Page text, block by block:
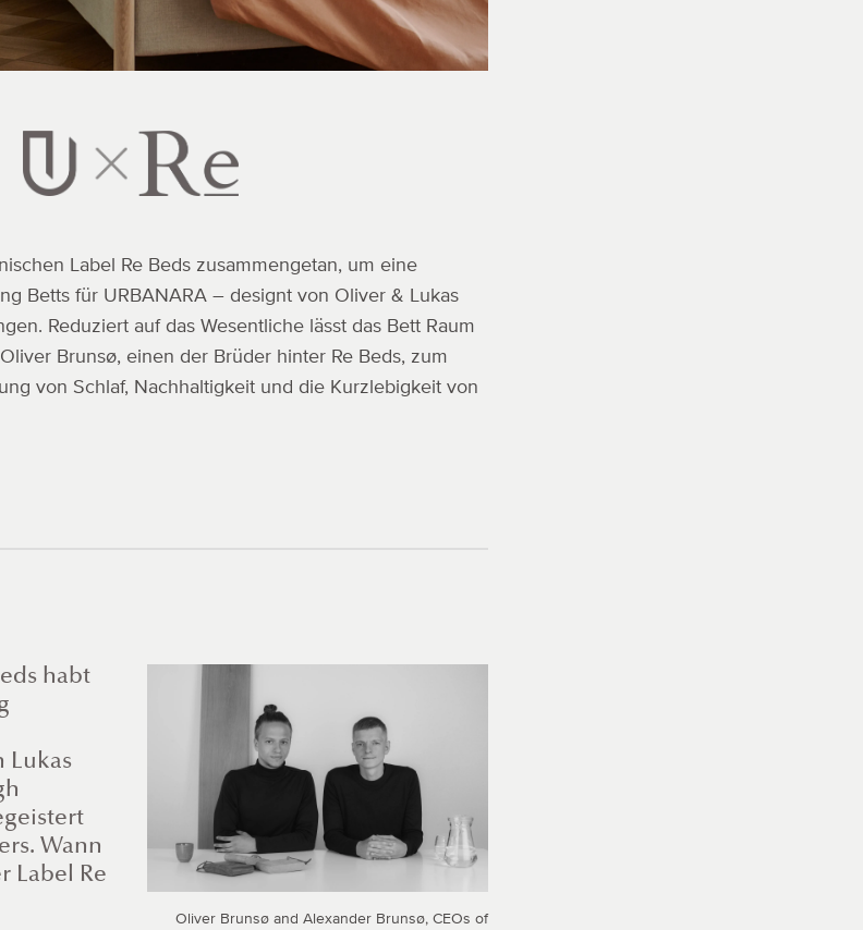
Label Re Beds zusammengetan, um eine
Betts für URBANARA – designt von Oliver & Lukas
Reduziert auf das Wesentliche lässt das Bett Raum
Brunsø, einen der Brüder hinter Re Beds, zum
von Schlaf, Nachhaltigkeit und die Kurzlebigkeit von
habt
Lukas
Wann
Label Re
Oliver Brunsø and Alexander Brunsø, CEOs of